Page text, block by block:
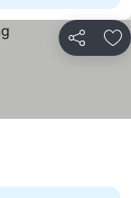
Compartir